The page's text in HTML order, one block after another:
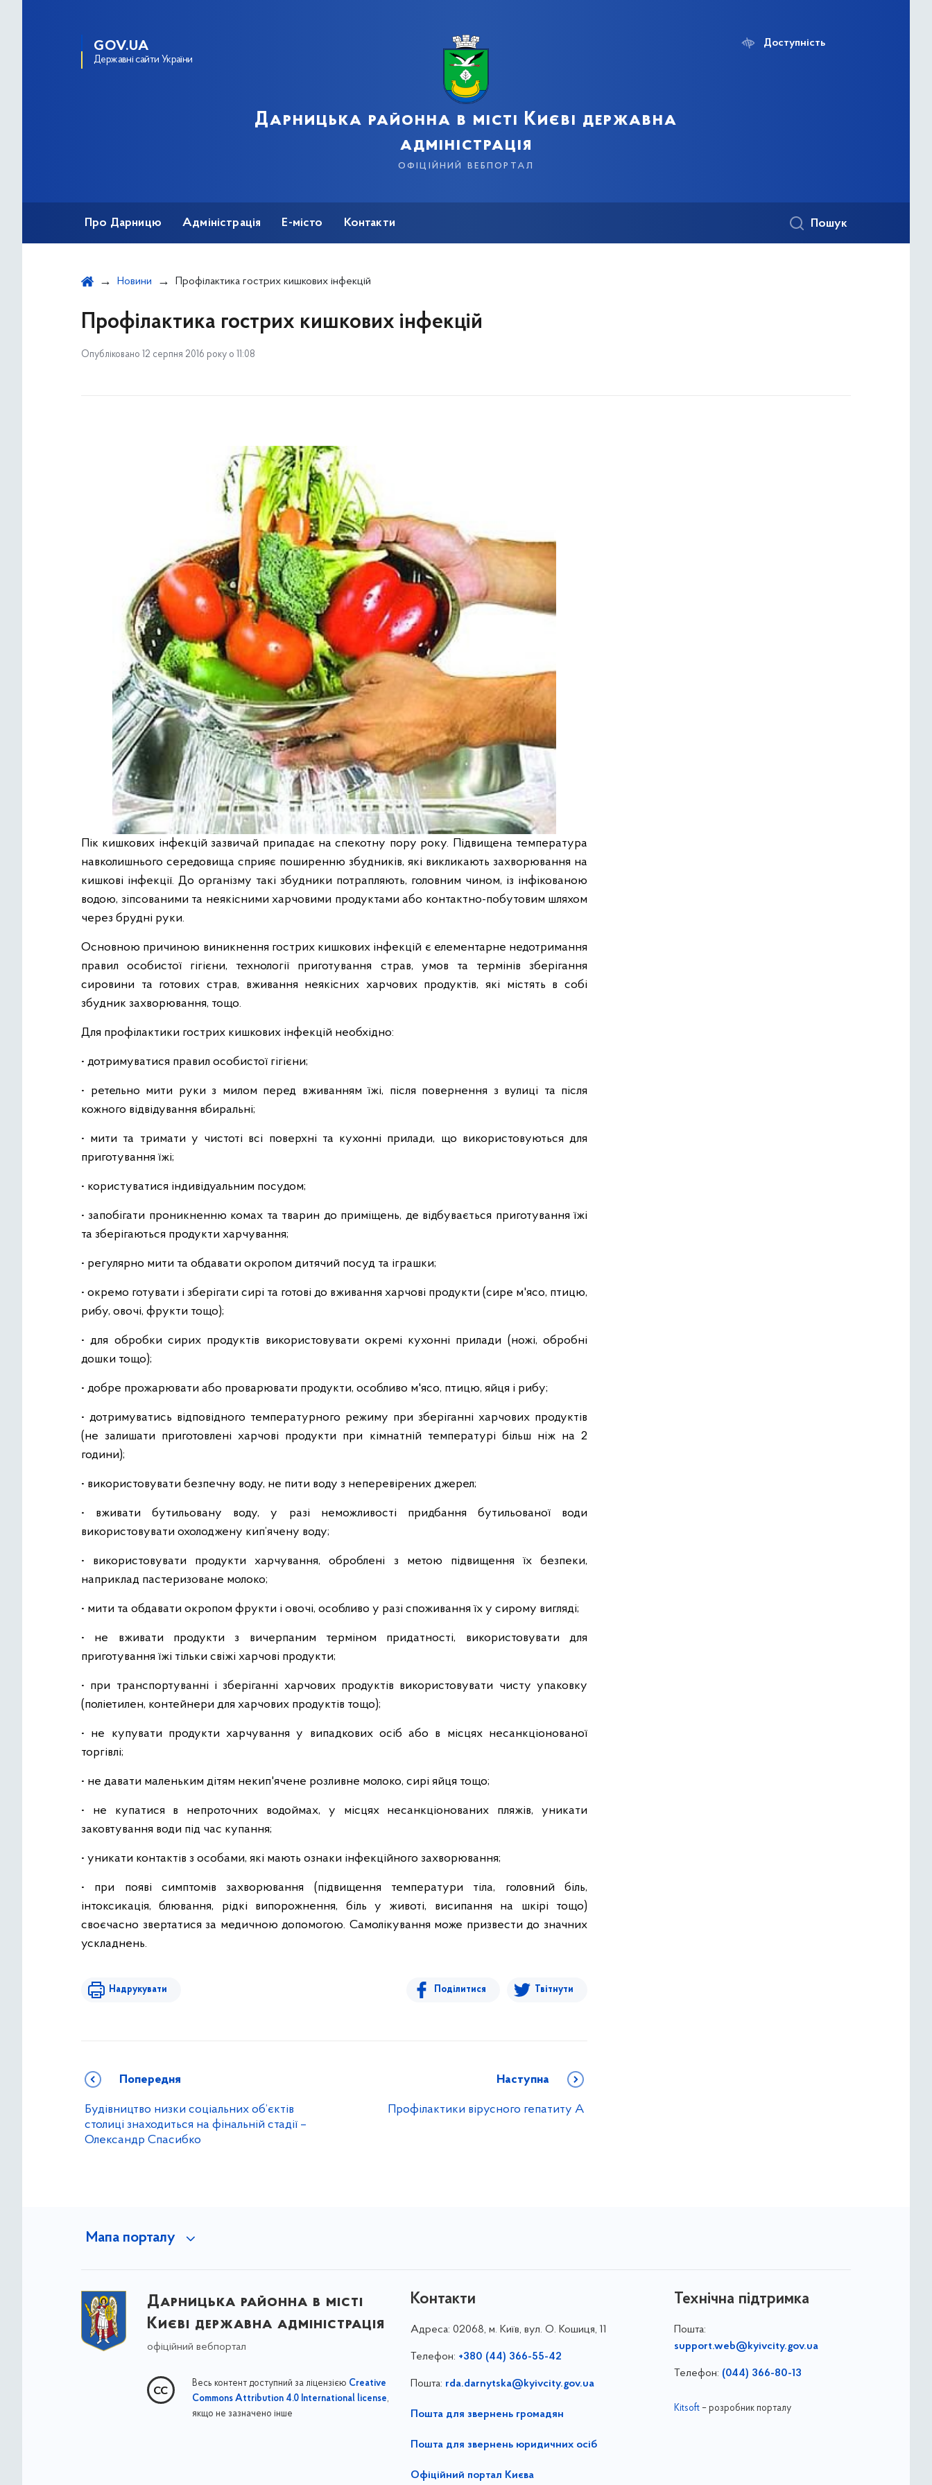
GOV.UA
Державні сайти України
Дарницька районна в місті Києві державна
адміністрація
офіційний вебпортал
Доступність
Про Дарницю Адміністрація Е-місто Контакти Пошук
Новини Профілактика гострих кишкових інфекцій
Профілактика гострих кишкових інфекцій
Опубліковано 12 серпня 2016 року о 11:08
Пік кишкових інфекцій зазвичай припадає на спекотну пору року. Підвищена температура
навколишнього середовища сприяє поширенню збудників, які викликають захворювання на
кишкові інфекції. До організму такі збудники потрапляють, головним чином, із інфікованою
водою, зіпсованими та неякісними харчовими продуктами або контактно-побутовим шляхом
через брудні руки.
Основною причиною виникнення гострих кишкових інфекцій є елементарне недотримання
правил особистої гігієни, технології приготування страв, умов та термінів зберігання
сировини та готових страв, вживання неякісних харчових продуктів, які містять в собі
збудник захворювання, тощо.
Для профілактики гострих кишкових інфекцій необхідно:
• дотримуватися правил особистої гігієни;
• ретельно мити руки з милом перед вживанням їжі, після повернення з вулиці та після
кожного відвідування вбиральні;
• мити та тримати у чистоті всі поверхні та кухонні прилади, що використовуються для
приготування їжі;
• користуватися індивідуальним посудом;
• запобігати проникненню комах та тварин до приміщень, де відбувається приготування їжі
та зберігаються продукти харчування;
• регулярно мити та обдавати окропом дитячий посуд та іграшки;
• окремо готувати і зберігати сирі та готові до вживання харчові продукти (сире м'ясо, птицю,
рибу, овочі, фрукти тощо);
• для обробки сирих продуктів використовувати окремі кухонні прилади (ножі, обробні
дошки тощо);
• добре прожарювати або проварювати продукти, особливо м'ясо, птицю, яйця і рибу;
• дотримуватись відповідного температурного режиму при зберіганні харчових продуктів
(не залишати приготовлені харчові продукти при кімнатній температурі більш ніж на 2
години);
• використовувати безпечну воду, не пити воду з неперевірених джерел;
• вживати бутильовану воду, у разі неможливості придбання бутильованої води
використовувати охолоджену кип’ячену воду;
• використовувати продукти харчування, оброблені з метою підвищення їх безпеки,
наприклад пастеризоване молоко;
• мити та обдавати окропом фрукти і овочі, особливо у разі споживання їх у сирому вигляді;
• не вживати продукти з вичерпаним терміном придатності, використовувати для
приготування їжі тільки свіжі харчові продукти;
• при транспортуванні і зберіганні харчових продуктів використовувати чисту упаковку
(поліетилен, контейнери для харчових продуктів тощо);
• не купувати продукти харчування у випадкових осіб або в місцях несанкціонованої
торгівлі;
• не давати маленьким дітям некип'ячене розливне молоко, сирі яйця тощо;
• не купатися в непроточних водоймах, у місцях несанкціонованих пляжів, уникати
заковтування води під час купання;
• уникати контактів з особами, які мають ознаки інфекційного захворювання;
• при появі симптомів захворювання (підвищення температури тіла, головний біль,
інтоксикація, блювання, рідкі випорожнення, біль у животі, висипання на шкірі тощо)
своєчасно звертатися за медичною допомогою. Самолікування може призвести до значних
ускладнень.
Надрукувати Поділитися Твітнути
Попередня
Будівництво низки соціальних об’єктів
столиці знаходиться на фінальній стадії –
Олександр Спасибко
Наступна
Профілактики вірусного гепатиту А
Мапа порталу
Дарницька районна в місті
Києві державна адміністрація
офіційний вебпортал
Весь контент доступний за ліцензією Creative
Commons Attribution 4.0 International license,
якщо не зазначено інше
Контакти
Адреса: 02068, м. Київ, вул. О. Кошиця, 11
Телефон: +380 (44) 366-55-42
Пошта: rda.darnytska@kyivcity.gov.ua
Пошта для звернень громадян
Пошта для звернень юридичних осіб
Офіційний портал Києва
Технічна підтримка
Пошта:
support.web@kyivcity.gov.ua
Телефон: (044) 366-80-13
Kitsoft– розробник порталу